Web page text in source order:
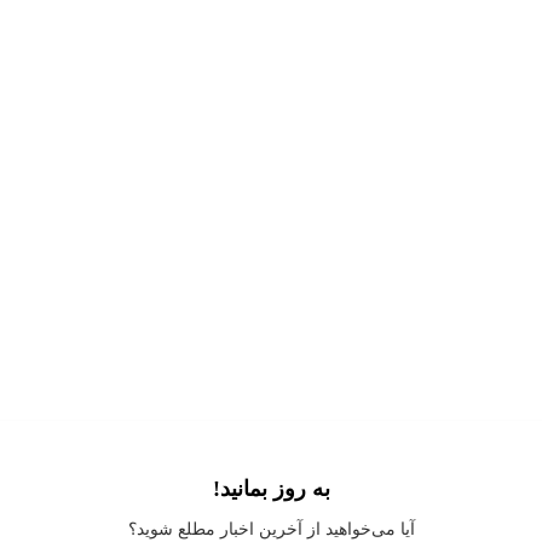
Application error: a client
-side exception has occurred while loading
به روز بمانید!
آیا می‌خواهید از آخرین اخبار مطلع شوید؟